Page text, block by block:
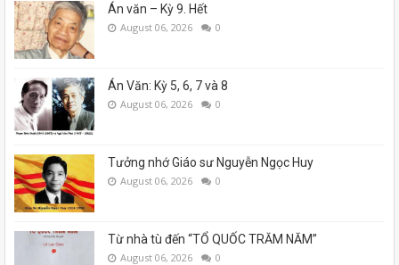
Án văn – Kỳ 9. Hết
August 06, 2026 0
Án Văn: Kỳ 5, 6, 7 và 8
August 06, 2026 0
Tưởng nhớ Giáo sư Nguyễn Ngọc Huy
August 06, 2026 0
Từ nhà tù đến “TỔ QUỐC TRĂM NĂM”
August 06, 2026 0